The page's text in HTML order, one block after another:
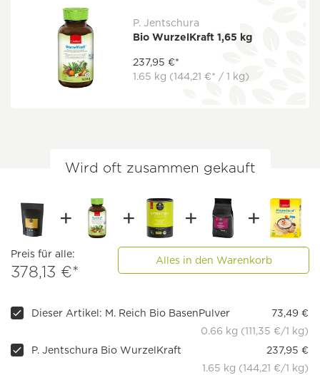
P. Jentschura
Bio WurzelKraft 1,65 kg
237,95 €*
1.65 kg (144,21 €* / 1 kg)
Wird oft zusammen gekauft
Preis für alle:
378,13 €*
Alles in den Warenkorb
Dieser Artikel: M. Reich Bio BasenPulver
73,49 €
0.66 kg (111,35 €/1 kg)
P. Jentschura Bio WurzelKraft
237,95 €
1.65 kg (144,21 €/1 kg)